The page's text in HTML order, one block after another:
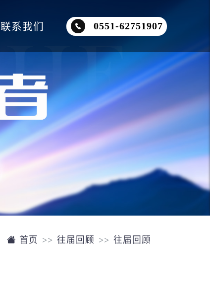
联系我们 0551-62751907
首页 往届回顾 往届回顾